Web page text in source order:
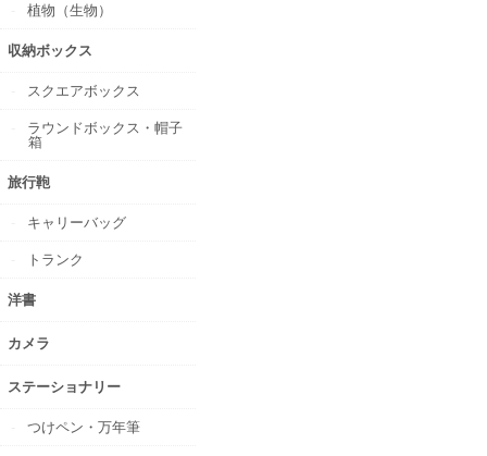
植物（生物）
収納ボックス
スクエアボックス
ラウンドボックス・帽子
箱
旅行鞄
キャリーバッグ
トランク
洋書
カメラ
ステーショナリー
つけペン・万年筆